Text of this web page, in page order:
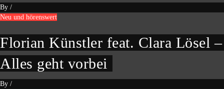
By /
Neu und hörenswert
Florian Künstler feat. Clara Lösel –
Alles geht vorbei
By /